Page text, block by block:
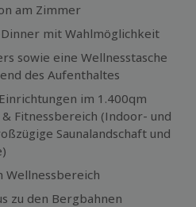
am Zimmer
mit Wahlmöglichkeit
sowie eine Wellnesstasche
des Aufenthaltes
im 1.400qm
Fitnessbereich (Indoor- und
Saunalandschaft und
Wellnessbereich
zu den Bergbahnen